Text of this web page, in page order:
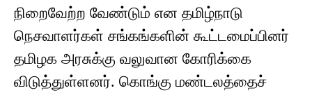
நிறைவேற்ற வேண்டும் என தமிழ்நாடு
நெசவாளர்கள் சங்கங்களின் கூட்டமைப்பினர்
தமிழக அரசுக்கு வலுவான கோரிக்கை
விடுத்துள்ளனர். கொங்கு மண்டலத்தைச்